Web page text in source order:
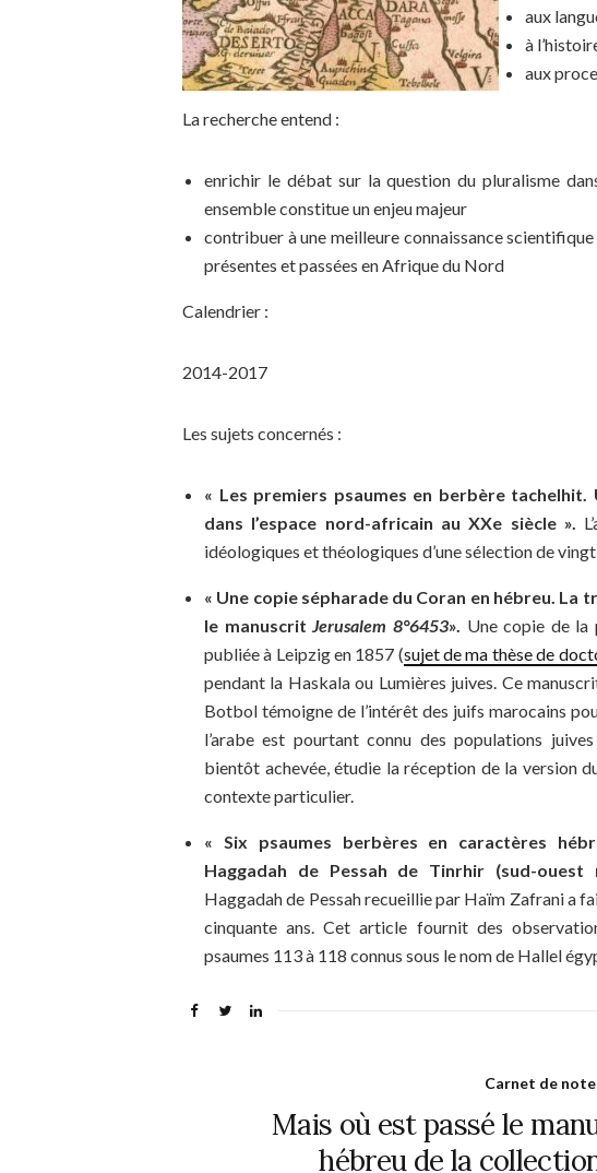
aux
à
aux
La recherche entend :
enrichir le débat sur la question du pluralisme
ensemble constitue un enjeu majeur
contribuer à une meilleure connaissance
présentes et passées en Afrique du Nord
Calendrier :
2014-2017
Les sujets concernés :
« Les premiers psaumes en berbère
dans l’espace nord-africain au XXe siècle ».
idéologiques et théologiques d’une sélection de
« Une copie sépharade du Coran en hébreu. La
le manuscritJerusalem 8°6453». Une copie de la
publiée à Leipzig en 1857 (sujet de ma thèse de
pendant la Haskala ou Lumières juives. Ce
Botbol témoigne de l’intérêt des juifs marocains
l’arabe est pourtant connu des populations
bientôt achevée, étudie la réception de la version
contexte particulier.
« Six psaumes berbères en caractères
Haggadah de Pessah de Tinrhir (sud-ouest
Haggadah de Pessah recueillie par Haïm Zafrani a
cinquante ans. Cet article fournit des
psaumes 113 à 118 connus sous le nom de Hallel
Carnet de
Mais où est passé le
hébreu de la